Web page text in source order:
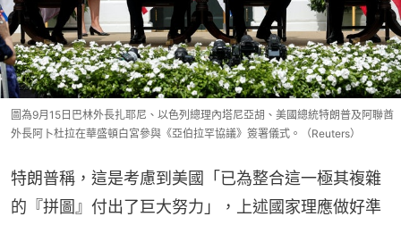
圖為9月15日巴林外長扎耶尼、以色列總理內塔尼亞胡、美國總統特朗普及阿聯酋
外長阿卜杜拉在華盛頓白宮參與《亞伯拉罕協議》簽署儀式。（Reuters）
特朗普稱，這是考慮到美國「已為整合這一極其複雜
的『拼圖』付出了巨大努力」，上述國家理應做好準